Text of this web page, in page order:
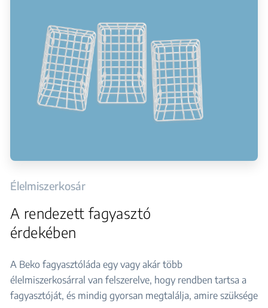
Élelmiszerkosár
A rendezett fagyasztó
érdekében
A Beko fagyasztóláda egy vagy akár több
élelmiszerkosárral van felszerelve, hogy rendben tartsa a
fagyasztóját, és mindig gyorsan megtalálja, amire szüksége